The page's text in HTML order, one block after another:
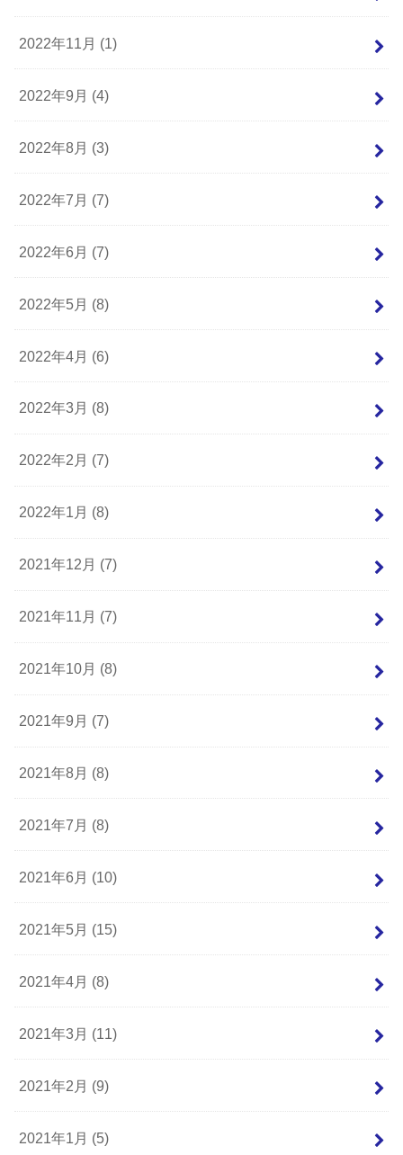
2022年11月 (1)
2022年9月 (4)
2022年8月 (3)
2022年7月 (7)
2022年6月 (7)
2022年5月 (8)
2022年4月 (6)
2022年3月 (8)
2022年2月 (7)
2022年1月 (8)
2021年12月 (7)
2021年11月 (7)
2021年10月 (8)
2021年9月 (7)
2021年8月 (8)
2021年7月 (8)
2021年6月 (10)
2021年5月 (15)
2021年4月 (8)
2021年3月 (11)
2021年2月 (9)
2021年1月 (5)